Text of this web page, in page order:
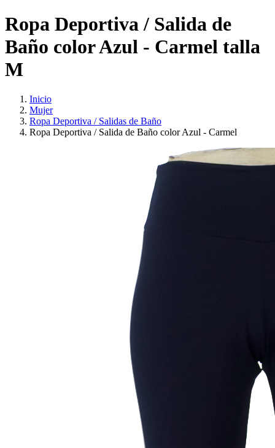
Ropa Deportiva / Salida de
Baño color Azul - Carmel talla
M
Inicio
Mujer
Ropa Deportiva / Salidas de Baño
Ropa Deportiva / Salida de Baño color Azul - Carmel